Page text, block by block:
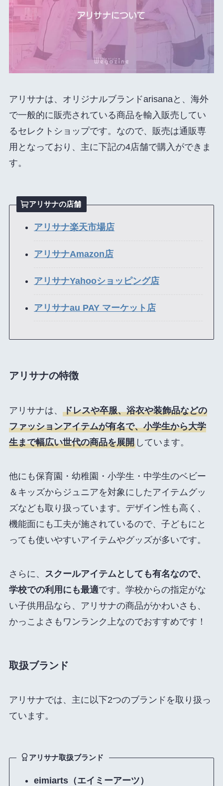
アリサナは、オリジナルブランドarisanaと、海外
で一般的に販売されている商品を輸入販売してい
るセレクトショップです。なので、販売は通販専
用となっており、主に下記の4店舗で購入ができま
す。
アリサナの店舗
アリサナ楽天市場店
アリサナAmazon店
アリサナYahooショッピング店
アリサナau PAY マーケット店
アリサナの特徴
アリサナは、 ドレスや卒服、浴衣や装飾品などの
ファッションアイテムが有名で、小学生から大学
生まで幅広い世代の商品を展開しています。
他にも保育園・幼稚園・小学生・中学生のベビー
＆キッズからジュニアを対象にしたアイテムグッ
ズなども取り扱っています。デザイン性も高く、
機能面にも工夫が施されているので、子どもにと
っても使いやすいアイテムやグッズが多いです。
さらに、
スクールアイテムとしても有名なので、
学校での利用にも最適です。学校からの指定がな
い子供用品なら、アリサナの商品がかわいさも、
かっこよさもワンランク上なのでおすすめです！
取扱ブランド
アリサナでは、主に以下2つのブランドを取り扱っ
ています。
アリサナ取扱ブランド
eimiarts（エイミーアーツ）